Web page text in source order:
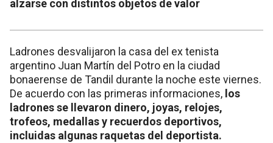
alzarse con distintos objetos de valor
Ladrones desvalijaron la casa del ex tenista
argentino Juan Martín del Potro en la ciudad
bonaerense de Tandil durante la noche este viernes.
De acuerdo con las primeras informaciones, los
ladrones se llevaron dinero, joyas, relojes,
trofeos, medallas y recuerdos deportivos,
incluidas algunas raquetas del deportista.